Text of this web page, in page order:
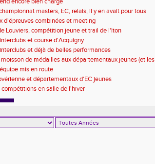
masters, EC, relais, il y en avait pour tous
d'épreuves combinées et meeting
Louviers, compétition jeune et trail de l'Iton
et course d'Acquigny
et déjà de belles performances
de médailles aux départementaux jeunes (et les
mis en route
et départementaux d'EC jeunes
compétitions en salle de l'hiver